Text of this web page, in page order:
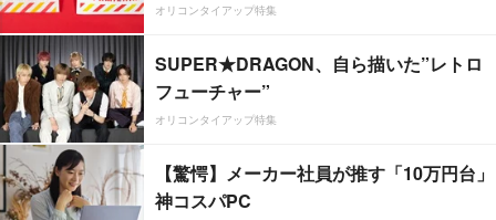
オリコンタイアップ特集
SUPER★DRAGON、自ら描いた”レトロ
フューチャー”
オリコンタイアップ特集
【驚愕】メーカー社員が推す「10万円台」
神コスパPC